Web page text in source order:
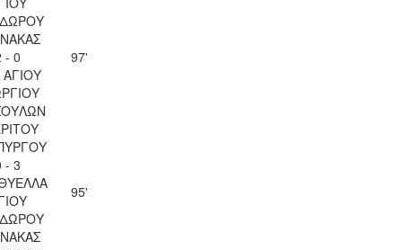
- 0
97'
- 3
95'